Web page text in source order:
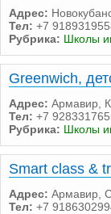
Адрес:
Тел: +7
Рубрика: Школы
Greenwiсh,
Адрес: Армавир,
Тел: +7
Рубрика: Школы
Smart class &
Адрес: Армавир,
Тел: +7